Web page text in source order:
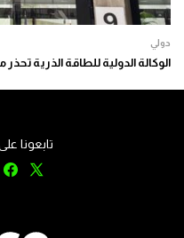
دولي
الوكالة الدولية للطاقة الذرية
تابعونا